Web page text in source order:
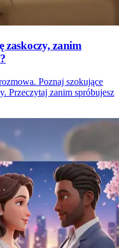
zaskoczy, zanim
Poznaj szokujące
Przeczytaj zanim spróbujesz